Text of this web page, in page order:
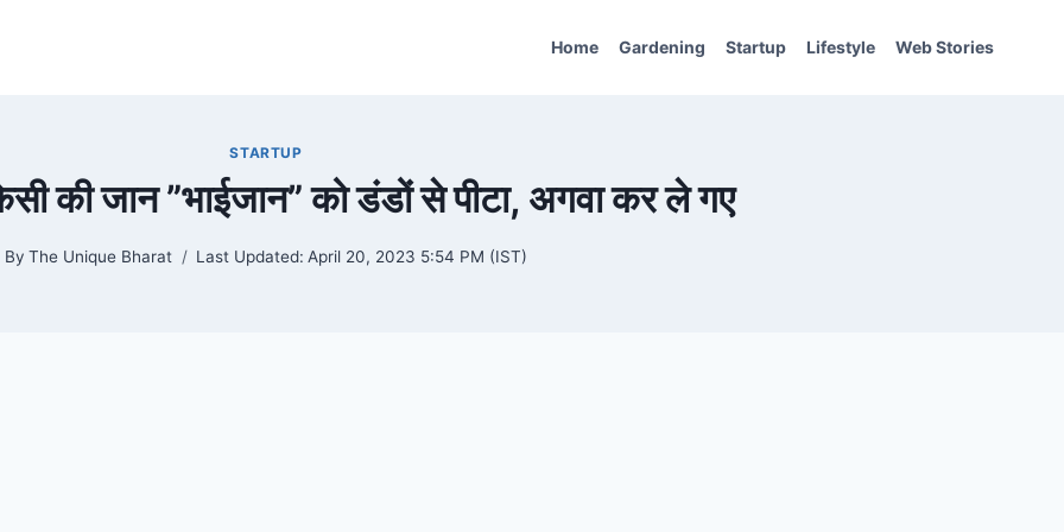
Home Gardening Startup Lifestyle Web Stories
STARTUP
की जान ”भाईजान” को डंडों से पीटा, अगवा कर ले गए
By The Unique Bharat Last Updated: April 20, 2023 5:54 PM (IST)